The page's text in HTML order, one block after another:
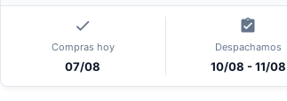
Compras hoy
07/08
Despachamos
10/08 - 11/08